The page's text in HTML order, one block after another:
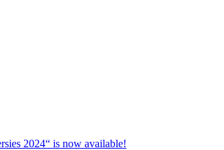
2024“ is now available!